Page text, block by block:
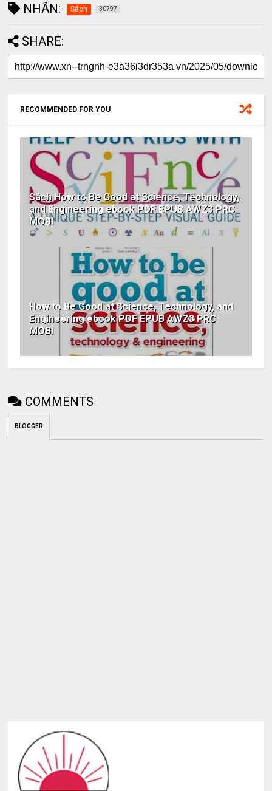
NHÃN: Sách 30797
SHARE:
RECOMMENDED FOR YOU
Sách How to Be Good at Science, Technology,
and Engineering ebook PDF EPUB AWZ3 PRC
MOBI
How to Be Good at Science, Technology, and
Engineering ebook PDF EPUB AWZ3 PRC
MOBI
COMMENTS
BLOGGER